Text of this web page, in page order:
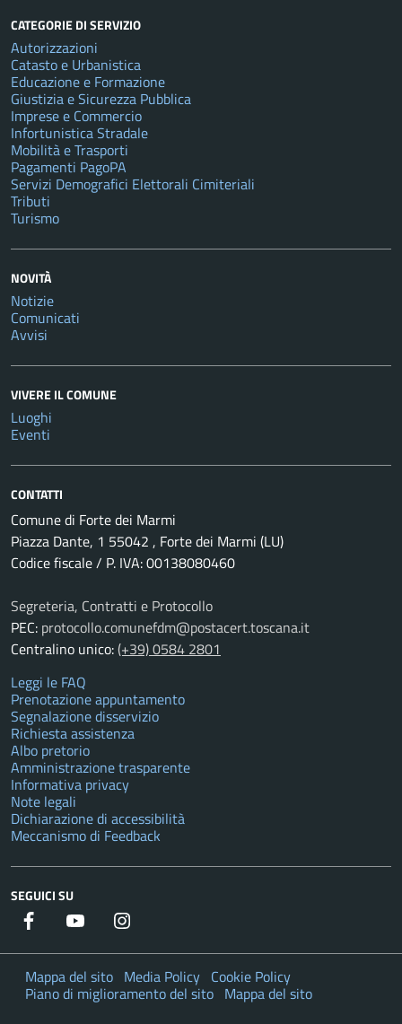
CATEGORIE DI SERVIZIO
Autorizzazioni
Catasto e Urbanistica
Educazione e Formazione
Giustizia e Sicurezza Pubblica
Imprese e Commercio
Infortunistica Stradale
Mobilità e Trasporti
Pagamenti PagoPA
Servizi Demografici Elettorali Cimiteriali
Tributi
Turismo
NOVITÀ
Notizie
Comunicati
Avvisi
VIVERE IL COMUNE
Luoghi
Eventi
CONTATTI
Comune di Forte dei Marmi
Piazza Dante, 1 55042 , Forte dei Marmi (LU)
Codice fiscale / P. IVA: 00138080460
Segreteria, Contratti e Protocollo
PEC: protocollo.comunefdm@postacert.toscana.it
Centralino unico:(+39) 0584 2801
Leggi le FAQ
Prenotazione appuntamento
Segnalazione disservizio
Richiesta assistenza
Albo pretorio
Amministrazione trasparente
Informativa privacy
Note legali
Dichiarazione di accessibilità
Meccanismo di Feedback
SEGUICI SU
Facebook YouTube
Mappa del sito Media Policy Cookie Policy
Piano di miglioramento del sito Mappa del sito